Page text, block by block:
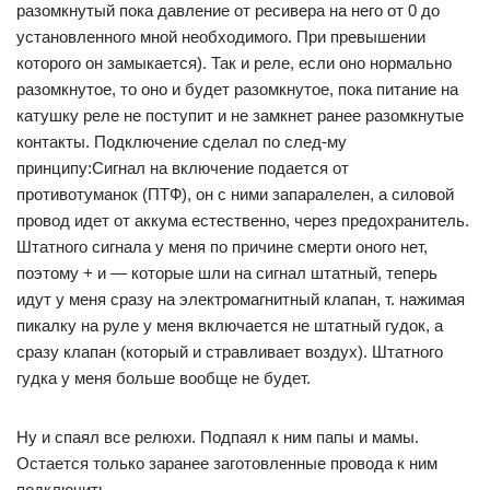
разомкнутый пока давление от ресивера на него от 0 до
установленного мной необходимого. При превышении
которого он замыкается). Так и реле, если оно нормально
разомкнутое, то оно и будет разомкнутое, пока питание на
катушку реле не поступит и не замкнет ранее разомкнутые
контакты. Подключение сделал по след-му
принципу:Сигнал на включение подается от
противотуманок (ПТФ), он с ними запаралелен, а силовой
провод идет от аккума естественно, через предохранитель.
Штатного сигнала у меня по причине смерти оного нет,
поэтому + и — которые шли на сигнал штатный, теперь
идут у меня сразу на электромагнитный клапан, т. нажимая
пикалку на руле у меня включается не штатный гудок, а
сразу клапан (который и стравливает воздух). Штатного
гудка у меня больше вообще не будет.
Ну и спаял все релюхи. Подпаял к ним папы и мамы.
Остается только заранее заготовленные провода к ним